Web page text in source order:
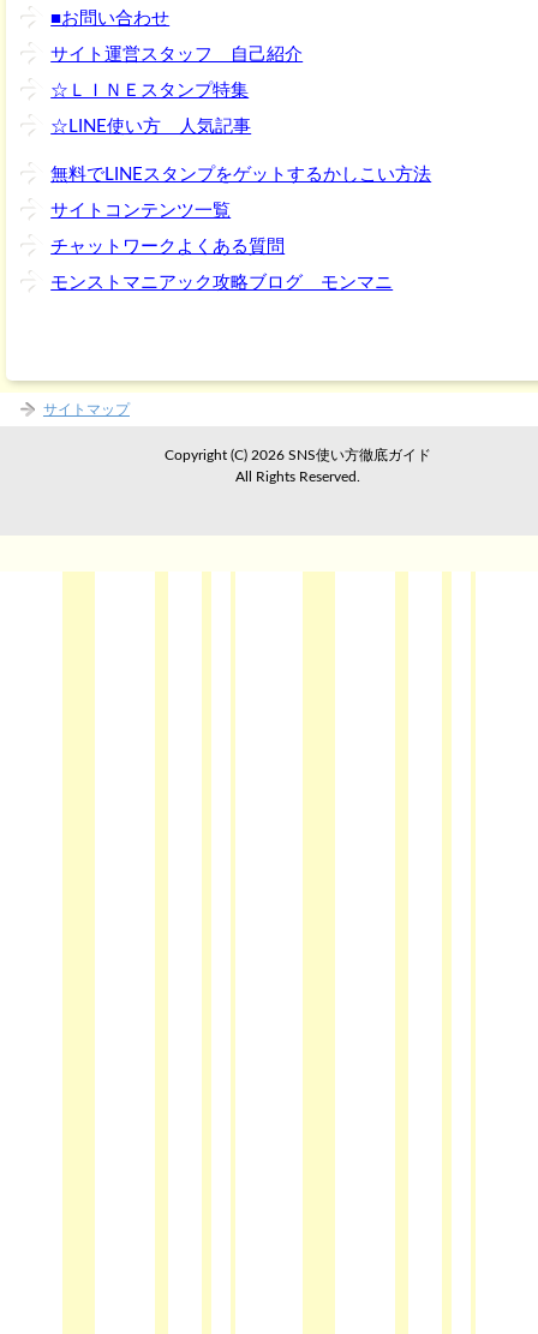
■お問い合わせ
サイト運営スタッフ 自己紹介
☆ＬＩＮＥスタンプ特集
☆LINE使い方 人気記事
無料でLINEスタンプをゲットするかしこい方法
サイトコンテンツ一覧
チャットワークよくある質問
モンストマニアック攻略ブログ モンマニ
サイトマップ
Copyright (C) 2026 SNS使い方徹底ガイド
All Rights Reserved.